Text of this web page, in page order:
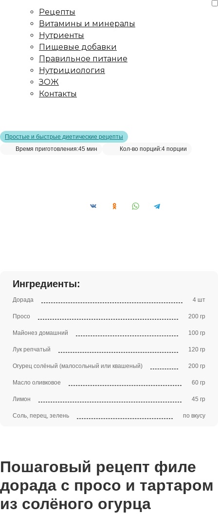
Рецепты
Витамины и минералы
Нутриенты
Пищевые добавки
Правильное питание
Нутрициология
ЗОЖ
Контакты
Простые и быстрые диетические рецепты
Время приготовления:45 мин Кол-во порций:4 порции
Ингредиенты:
Дорада 4 шт
Просо 200 гр
Майонез домашний 100 гр
Лук репчатый 120 гр
Огурец солёный (малосольный или квашеный) 200 гр
Масло оливковое 60 гр
Лимон 45 гр
Соль, перец, зелень по вкусу
Пошаговый рецепт филе
дорада с просо и тартаром
из солёного огурца